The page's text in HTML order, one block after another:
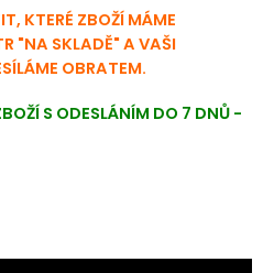
KTERÉ ZBOŽÍ MÁME
"NA SKLADĚ" A VAŠI
OBRATEM.
S ODESLÁNÍM DO 7 DNŮ -